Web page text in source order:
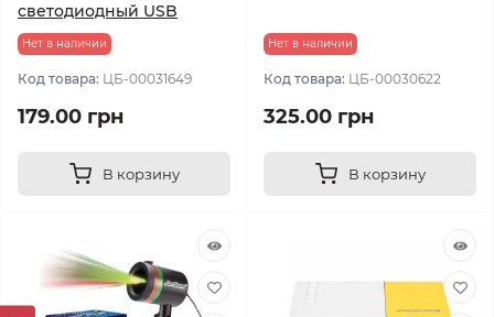
светодиодный USB
Нет в наличии
Код товара: ЦБ-00031649
179.00 грн
В корзину
Нет в наличии
Код товара: ЦБ-00030622
325.00 грн
В корзину